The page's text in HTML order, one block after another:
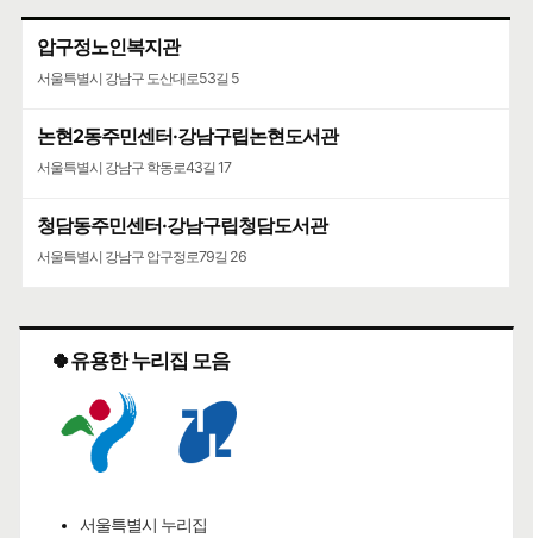
압구정노인복지관
서울특별시 강남구 도산대로53길 5
논현2동주민센터·강남구립논현도서관
서울특별시 강남구 학동로43길 17
청담동주민센터·강남구립청담도서관
서울특별시 강남구 압구정로79길 26
🍀유용한 누리집 모음
서울특별시 누리집